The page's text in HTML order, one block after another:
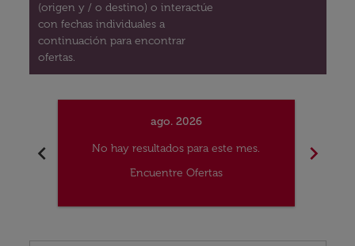
(origen y / o destino) o interactúe
con fechas individuales a
continuación para encontrar
ofertas.
chevron_left
ago. 2026
No hay resultados para este mes.
Encuentre Ofertas
chevron_right